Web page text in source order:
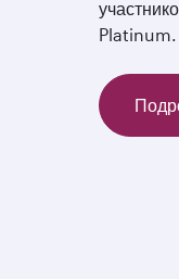
Platinum.